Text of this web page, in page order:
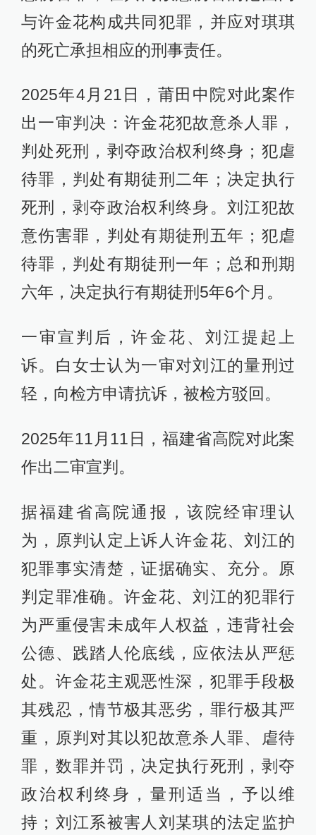
与许金花构成共同犯罪，并应对琪琪
的死亡承担相应的刑事责任。
2025年4月21日，莆田中院对此案作
出一审判决：许金花犯故意杀人罪，
判处死刑，剥夺政治权利终身；犯虐
待罪，判处有期徒刑二年；决定执行
死刑，剥夺政治权利终身。刘江犯故
意伤害罪，判处有期徒刑五年；犯虐
待罪，判处有期徒刑一年；总和刑期
六年，决定执行有期徒刑5年6个月。
一审宣判后，许金花、刘江提起上
诉。白女士认为一审对刘江的量刑过
轻，向检方申请抗诉，被检方驳回。
2025年11月11日，福建省高院对此案
作出二审宣判。
据福建省高院通报，该院经审理认
为，原判认定上诉人许金花、刘江的
犯罪事实清楚，证据确实、充分。原
判定罪准确。许金花、刘江的犯罪行
为严重侵害未成年人权益，违背社会
公德、践踏人伦底线，应依法从严惩
处。许金花主观恶性深，犯罪手段极
其残忍，情节极其恶劣，罪行极其严
重，原判对其以犯故意杀人罪、虐待
罪，数罪并罚，决定执行死刑，剥夺
政治权利终身，量刑适当，予以维
持；刘江系被害人刘某琪的法定监护